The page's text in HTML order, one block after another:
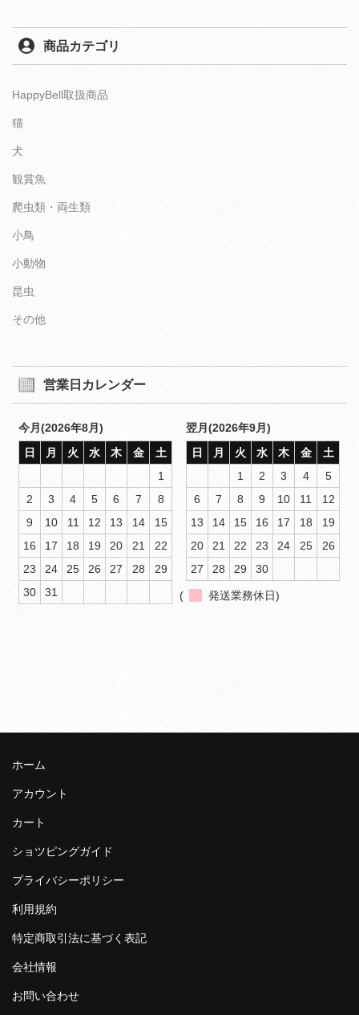
商品カテゴリ
HappyBell取扱商品
猫
犬
観賞魚
爬虫類・両生類
小鳥
小動物
昆虫
その他
営業日カレンダー
今月(2026年8月)
日
月 火 水 木 金
土
1
2
3 4 5 6 7
8
9
10 11 12 13 14
15
16
17 18 19 20 21
22
23
24 25 26 27 28
29
30
31
翌月(2026年9月)
日
月 火 水 木 金
土
1
2 3 4
5
6
7 8 9 10 11
12
13
14 15 16 17 18
19
20
21 22 23 24 25
26
27
28 29 30
( 発送業務休日)
ホーム
アカウント
カート
ショツピングガイド
プライバシーポリシー
利用規約
特定商取引法に基づく表記
会社情報
お問い合わせ